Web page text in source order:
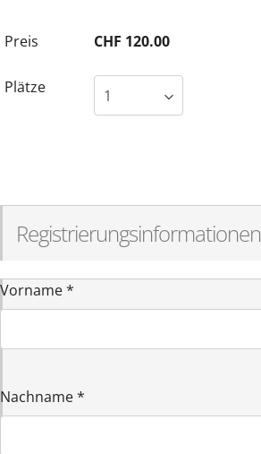
Preis CHF 120.00
Plätze
Registrierungsinformationen
Vorname*
Nachname*